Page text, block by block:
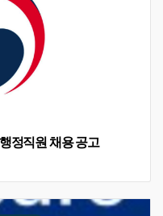
정직원 채용 공고